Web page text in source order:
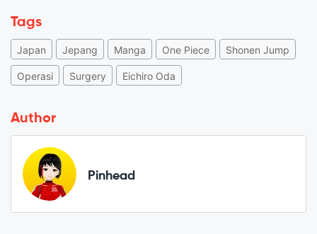
Tags
Japan Jepang Manga One Piece Shonen Jump
Operasi Surgery Eichiro Oda
Author
Pinhead